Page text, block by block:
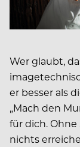
Wer glaubt,
er besser als
„Mach den
für dich.
nichts